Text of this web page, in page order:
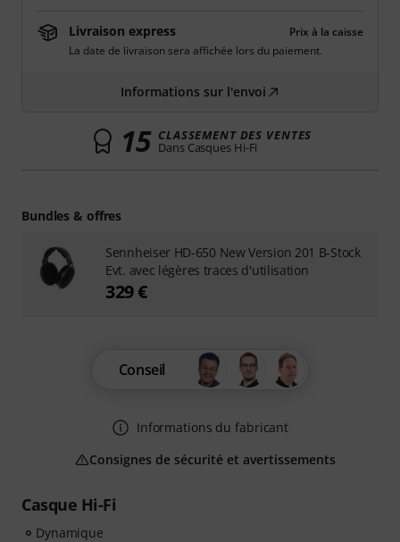
Casque Hi-Fi
Dynamique
Livraison express
Prix à la caisse
La date de livraison sera affichée lors du paiement.
Informations sur l'envoi
15 CLASSEMENT DES VENTES
Dans Casques Hi-Fi
Conseil
Informations du fabricant
Consignes de sécurité et avertissements
Bundles & offres
Sennheiser HD-650 New Version 201 B-Stock
Evt. avec légères traces d'utilisation
329 €